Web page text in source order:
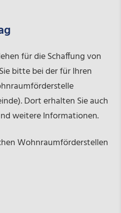
für die Schaffung von
bitte bei der für Ihren
Dort erhalten Sie auch
weitere Informationen.
Wohnraumförderstellen